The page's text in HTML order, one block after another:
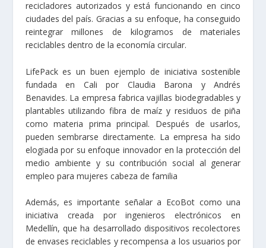
recicladores autorizados y está funcionando en cinco
ciudades del país. Gracias a su enfoque, ha conseguido
reintegrar millones de kilogramos de materiales
reciclables dentro de la economía circular.
LifePack es un buen ejemplo de iniciativa sostenible
fundada en Cali por Claudia Barona y Andrés
Benavides. La empresa fabrica vajillas biodegradables y
plantables utilizando fibra de maíz y residuos de piña
como materia prima principal. Después de usarlos,
pueden sembrarse directamente. La empresa ha sido
elogiada por su enfoque innovador en la protección del
medio ambiente y su contribución social al generar
empleo para mujeres cabeza de familia
Además, es importante señalar a EcoBot como una
iniciativa creada por ingenieros electrónicos en
Medellín, que ha desarrollado dispositivos recolectores
de envases reciclables y recompensa a los usuarios por